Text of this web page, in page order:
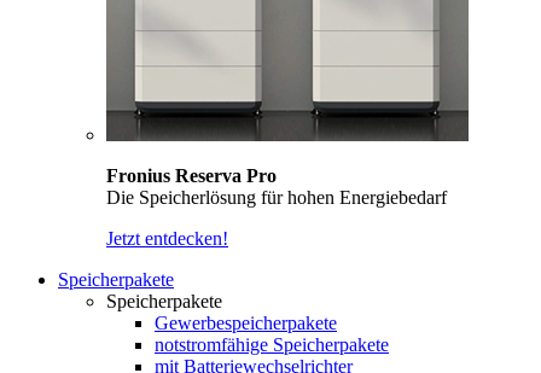
Fronius Reserva Pro
Die Speicherlösung für hohen Energiebedarf
Jetzt entdecken!
Speicherpakete
Speicherpakete
Gewerbespeicherpakete
notstromfähige Speicherpakete
mit Batteriewechselrichter